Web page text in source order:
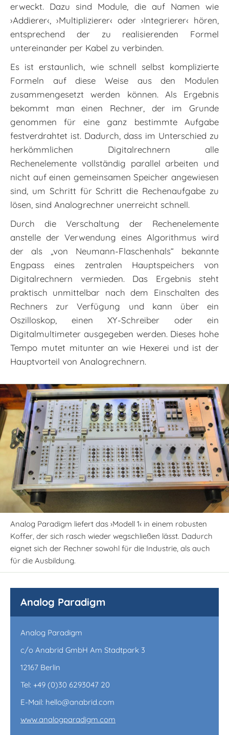
erweckt. Dazu sind Module, die auf Namen wie
›Addierer‹, ›Multiplizierer‹ oder ›Integrierer‹ hören,
entsprechend der zu realisierenden Formel
untereinander per Kabel zu verbinden.
Es ist erstaunlich, wie schnell selbst komplizierte
Formeln auf diese Weise aus den Modulen
zusammengesetzt werden können. Als Ergebnis
bekommt man einen Rechner, der im Grunde
genommen für eine ganz bestimmte Aufgabe
festverdrahtet ist. Dadurch, dass im Unterschied zu
herkömmlichen Digitalrechnern alle
Rechenelemente vollständig parallel arbeiten und
nicht auf ­einen gemeinsamen Speicher angewiesen
sind, um Schritt für Schritt die Rechenaufgabe zu
lösen, sind Analogrechner unerreicht schnell.
Durch die Verschaltung der Rechenelemente
anstelle der Verwendung eines Algorithmus wird
der als „von Neumann-Flaschenhals“ bekannte
Engpass eines zentralen Hauptspeichers von
Digitalrechnern vermieden. Das Ergebnis steht
praktisch unmittelbar nach dem Einschalten des
Rechners zur Verfügung und kann über ein
Oszilloskop, einen XY-Schreiber oder ein
Digitalmultimeter ausgegeben werden. Dieses hohe
Tempo mutet mitunter an wie Hexerei und ist der
Hauptvorteil von Analogrechnern.
Analog Paradigm liefert das ›Modell 1‹ in einem robusten
Koffer, der sich rasch wieder wegschließen lässt. Dadurch
eignet sich der Rechner sowohl für die Industrie, als auch
für die Ausbildung.
Analog Paradigm
Analog Paradigm
c/o Anabrid GmbH Am Stadtpark 3
12167 Berlin
Tel: +49 (0)30 6293047 20
E-Mail: hello@anabrid.com
www.analogparadigm.com